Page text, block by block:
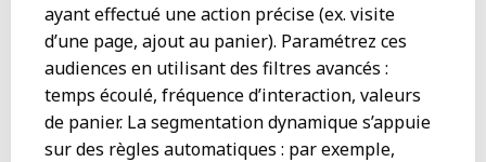
ayant effectué une action précise (ex. visite
d’une page, ajout au panier). Paramétrez ces
audiences en utilisant des filtres avancés :
temps écoulé, fréquence d’interaction, valeurs
de panier. La segmentation dynamique s’appuie
sur des règles automatiques : par exemple,